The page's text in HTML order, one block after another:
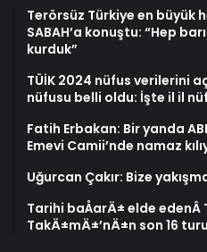
Terörsüz Türkiye en büyük
SABAH’a konuştu: “Hep
kurduk”
TÜİK 2024 nüfus verilerini
nüfusu belli oldu: İşte il il
Fatih Erbakan: Bir yanda
Emevi Camii’nde namaz
Uğurcan Çakır: Bize
Tarihi baÅarÄ± elde edenÂ
TakÄ±mÄ±’nÄ±n son 16